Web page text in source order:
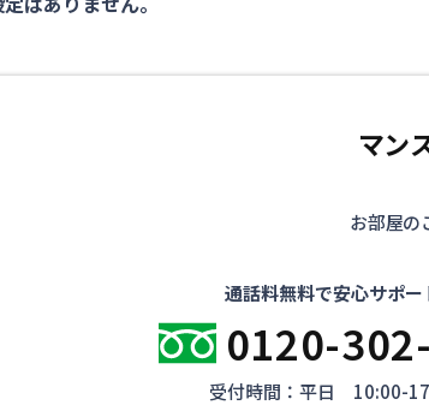
マン
お部屋の
通話料無料で安心サポー
0120-
受付時間：平日 10:00-